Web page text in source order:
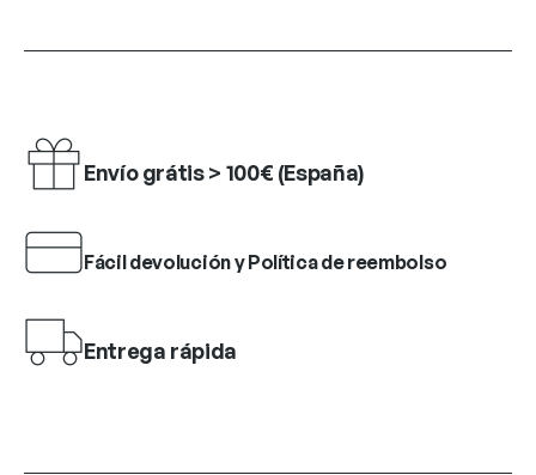
Envío grátis > 100€ (España)
Fácil devolución y Política de reembolso
Entrega rápida